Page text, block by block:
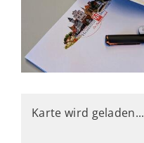
Karte wird geladen...